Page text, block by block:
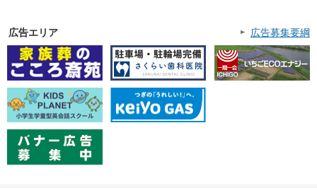
広告エリア 広告募集要綱